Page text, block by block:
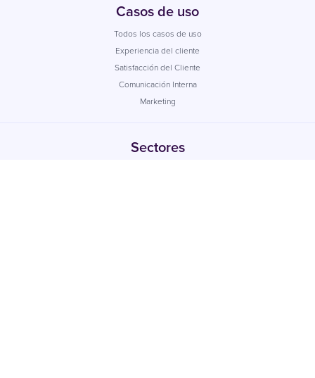
Casos de uso
Todos los casos de uso
Experiencia del cliente
Satisfacción del Cliente
Comunicación Interna
Marketing
Sectores